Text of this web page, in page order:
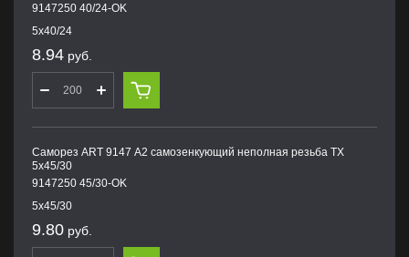
9147250 40/24-OK
5х40/24
8.94 руб.
Саморез ART 9147 А2 самозенкующий неполная резьба TX
5х45/30
9147250 45/30-OK
5х45/30
9.80 руб.